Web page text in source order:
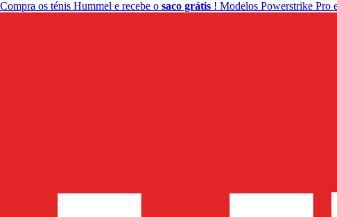
Compra os ténis Hummel e recebe o saco grátis ! Modelos Powerstrike Pro